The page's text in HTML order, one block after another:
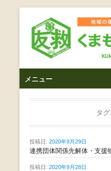
ス
くまもと
の復興に
ありたい
し代表松岡亮太を中心に
復興・生活再建を目的に
イ
メニュー
タグ:
投稿日: 2020年9月29日
連携団体関係先解体・支援
投稿日: 2020年9月28日